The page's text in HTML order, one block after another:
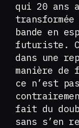
qui 20 ans
transformée
bande en
futuriste.
dans une
manière de
ce n’est
fait du
sans s’en